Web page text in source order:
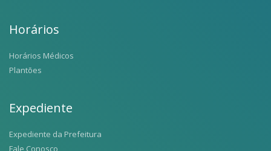
Horários
Horários Médicos
Plantões
Expediente
Expediente da Prefeitura
Fale Conosco